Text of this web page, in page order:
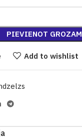
PIEVIENOT GROZAM
Add to wishlist